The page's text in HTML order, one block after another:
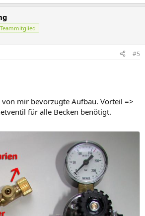
Teammitglied
#5
mir bevorzugte Aufbau. Vorteil =>
für alle Becken benötigt.